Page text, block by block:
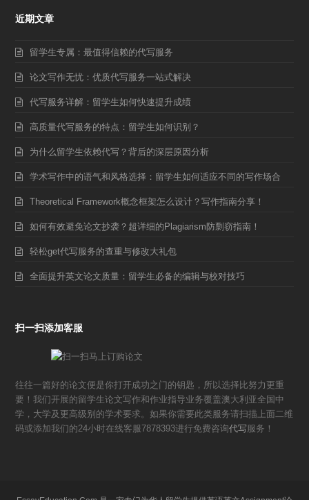
近期文章
留学生专属：最值得信赖的代写服务
论文写作无忧：优质代写服务一站式解决
代写服务详解：留学生如何快速提升成绩
高质量代写服务的特点：留学生如何识别？
为什么留学生依赖代写？背后的深层原因分析
学术写作中的语气和风格选择：留学生如何适应不同的写作场合
Theoretical Framework概念框架怎么设计？写作指南分享！
如何有效避免论文抄袭？超详细的Plagiarism防剽窃指南！
轻松get代写服务的查重与修改大礼包
全面提升英文论文质量：留学生必备的编辑与校对技巧
扫一扫添加客服
往往一篇好的论文便是你打开成功之门的钥匙，所以选择比努力更重
要！我们开展的留学生论文写作和作业指导业务覆盖澳大利亚全国中
学，大学及更高级别的学术要求。如果你需要此类服务请扫描上面二维
码或添加我们的24小时在线客服7878393进行免费咨询代写 服务！